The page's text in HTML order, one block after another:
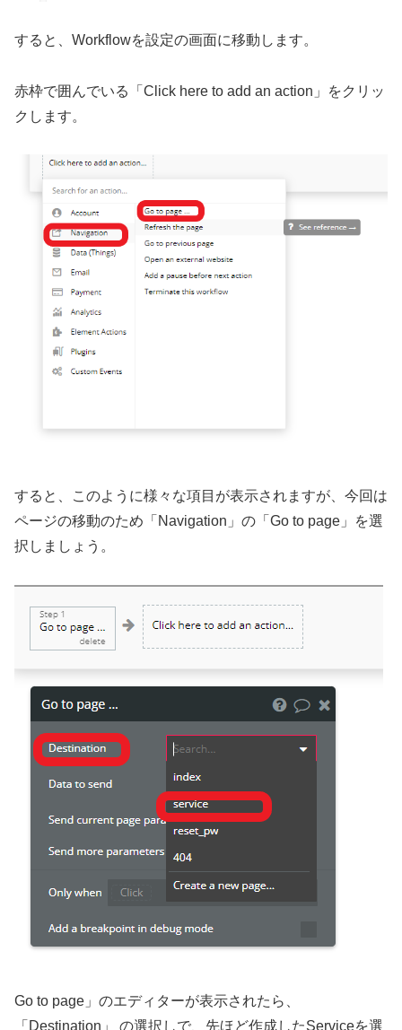
すると、Workflowを設定の画面に移動します。
赤枠で囲んでいる「Click here to add an action」をクリッ
クします。
すると、このように様々な項目が表示されますが、今回は
ページの移動のため「Navigation」の「Go to page」を選
択しましょう。
Go to page」のエディターが表示されたら、
「Destination」 の選択しで、先ほど作成したServiceを選